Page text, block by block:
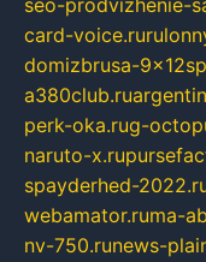
seo-prodvizhenie-
card-voice.ru
domizbrusa-
a380club.ru
perk-oka.rug-
naruto-x.ru
spayderhed-
webamator.ruma-
nv-750.runews-